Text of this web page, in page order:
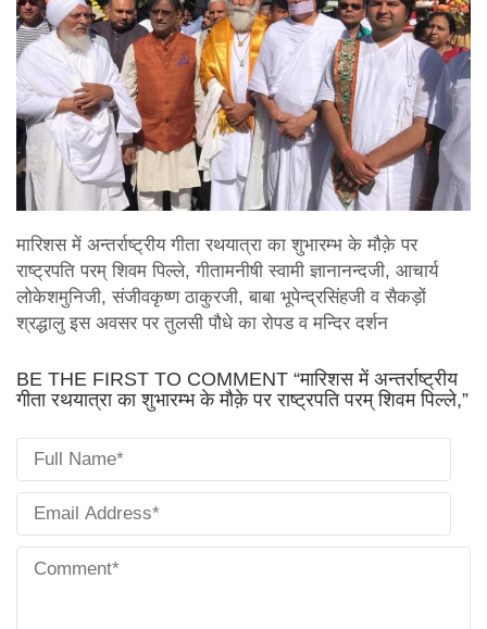
मारिशस में अन्तर्राष्ट्रीय गीता रथयात्रा का शुभारम्भ के मौक़े पर
राष्ट्रपति परम् शिवम पिल्ले, गीतामनीषी स्वामी ज्ञानानन्दजी, आचार्य
लोकेशमुनिजी, संजीवकृष्ण ठाकुरजी, बाबा भूपेन्द्रसिंहजी व सैकड़ों
श्रद्धालु इस अवसर पर तुलसी पौधे का रोपड व मन्दिर दर्शन
BE THE FIRST TO COMMENT “मारिशस में अन्तर्राष्ट्रीय
गीता रथयात्रा का शुभारम्भ के मौक़े पर राष्ट्रपति परम् शिवम पिल्ले,”